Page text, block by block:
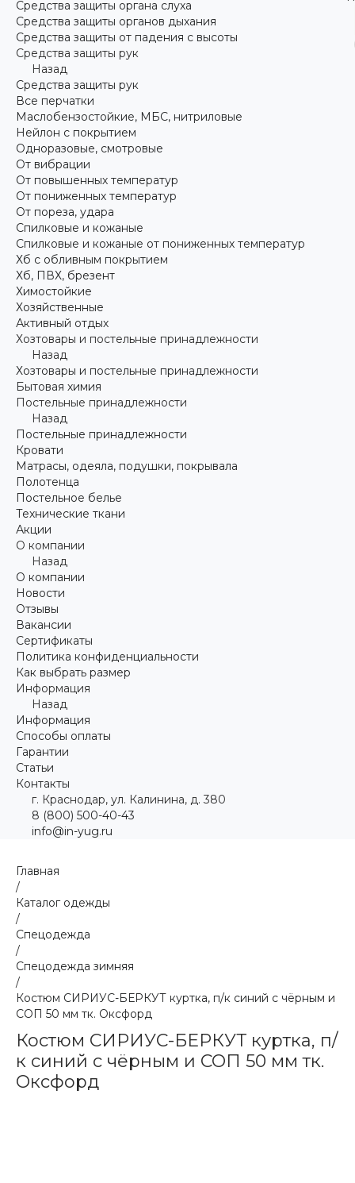
Средства защиты органа слуха
Средства защиты органов дыхания
Средства защиты от падения с высоты
Средства защиты рук
Назад
Средства защиты рук
Все перчатки
Маслобензостойкие, МБС, нитриловые
Нейлон с покрытием
Одноразовые, смотровые
От вибрации
От повышенных температур
От пониженных температур
От пореза, удара
Спилковые и кожаные
Спилковые и кожаные от пониженных температур
Хб с обливным покрытием
Хб, ПВХ, брезент
Химостойкие
Хозяйственные
Активный отдых
Хозтовары и постельные принадлежности
Назад
Хозтовары и постельные принадлежности
Бытовая химия
Постельные принадлежности
Назад
Постельные принадлежности
Кровати
Матрасы, одеяла, подушки, покрывала
Полотенца
Постельное белье
Технические ткани
Акции
О компании
Назад
О компании
Новости
Отзывы
Вакансии
Сертификаты
Политика конфиденциальности
Как выбрать размер
Информация
Назад
Информация
Способы оплаты
Гарантии
Статьи
Контакты
г. Краснодар, ул. Калинина, д. 380
8 (800) 500-40-43
info@in-yug.ru
Главная
/
Каталог одежды
/
Спецодежда
/
Спецодежда зимняя
/
Костюм СИРИУС-БЕРКУТ куртка, п/к синий с чёрным и
СОП 50 мм тк. Оксфорд
Костюм СИРИУС-БЕРКУТ куртка, п/
к синий с чёрным и СОП 50 мм тк.
Оксфорд